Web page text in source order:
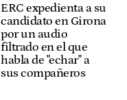
ERC expedienta a su
candidato en Girona
por un audio
filtrado en el que
habla de "echar" a
sus compañeros